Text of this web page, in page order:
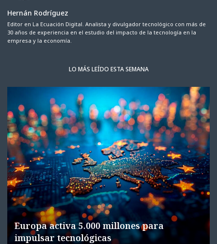
Hernán Rodríguez
Editor en La Ecuación Digital. Analista y divulgador tecnológico con más de
30 años de experiencia en el estudio del impacto de la tecnología en la
empresa y la economía.
LO MÁS LEÍDO ESTA SEMANA
Europa activa 5.000 millones para
impulsar tecnológicas